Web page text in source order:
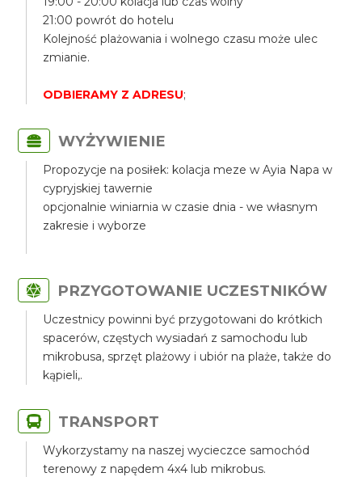
21:00 powrót do hotelu
Kolejność plażowania i wolnego czasu może ulec
zmianie.
ODBIERAMY Z ADRESU;
WYŻYWIENIE
Propozycje na posiłek: kolacja meze w Ayia Napa w
cypryjskiej tawernie
opcjonalnie winiarnia w czasie dnia - we własnym
zakresie i wyborze
PRZYGOTOWANIE UCZESTNIKÓW
Uczestnicy powinni być przygotowani do krótkich
spacerów, częstych wysiadań z samochodu lub
mikrobusa, sprzęt plażowy i ubiór na plaże, także do
kąpieli,.
TRANSPORT
Wykorzystamy na naszej wycieczce samochód
terenowy z napędem 4x4 lub mikrobus.